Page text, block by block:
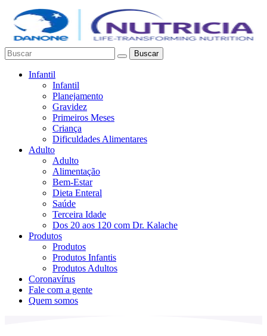
Buscar
Infantil
Infantil
Planejamento
Gravidez
Primeiros Meses
Criança
Dificuldades Alimentares
Adulto
Adulto
Alimentação
Bem-Estar
Dieta Enteral
Saúde
Terceira Idade
Dos 20 aos 120 com Dr. Kalache
Produtos
Produtos
Produtos Infantis
Produtos Adultos
Coronavírus
Fale com a gente
Quem somos